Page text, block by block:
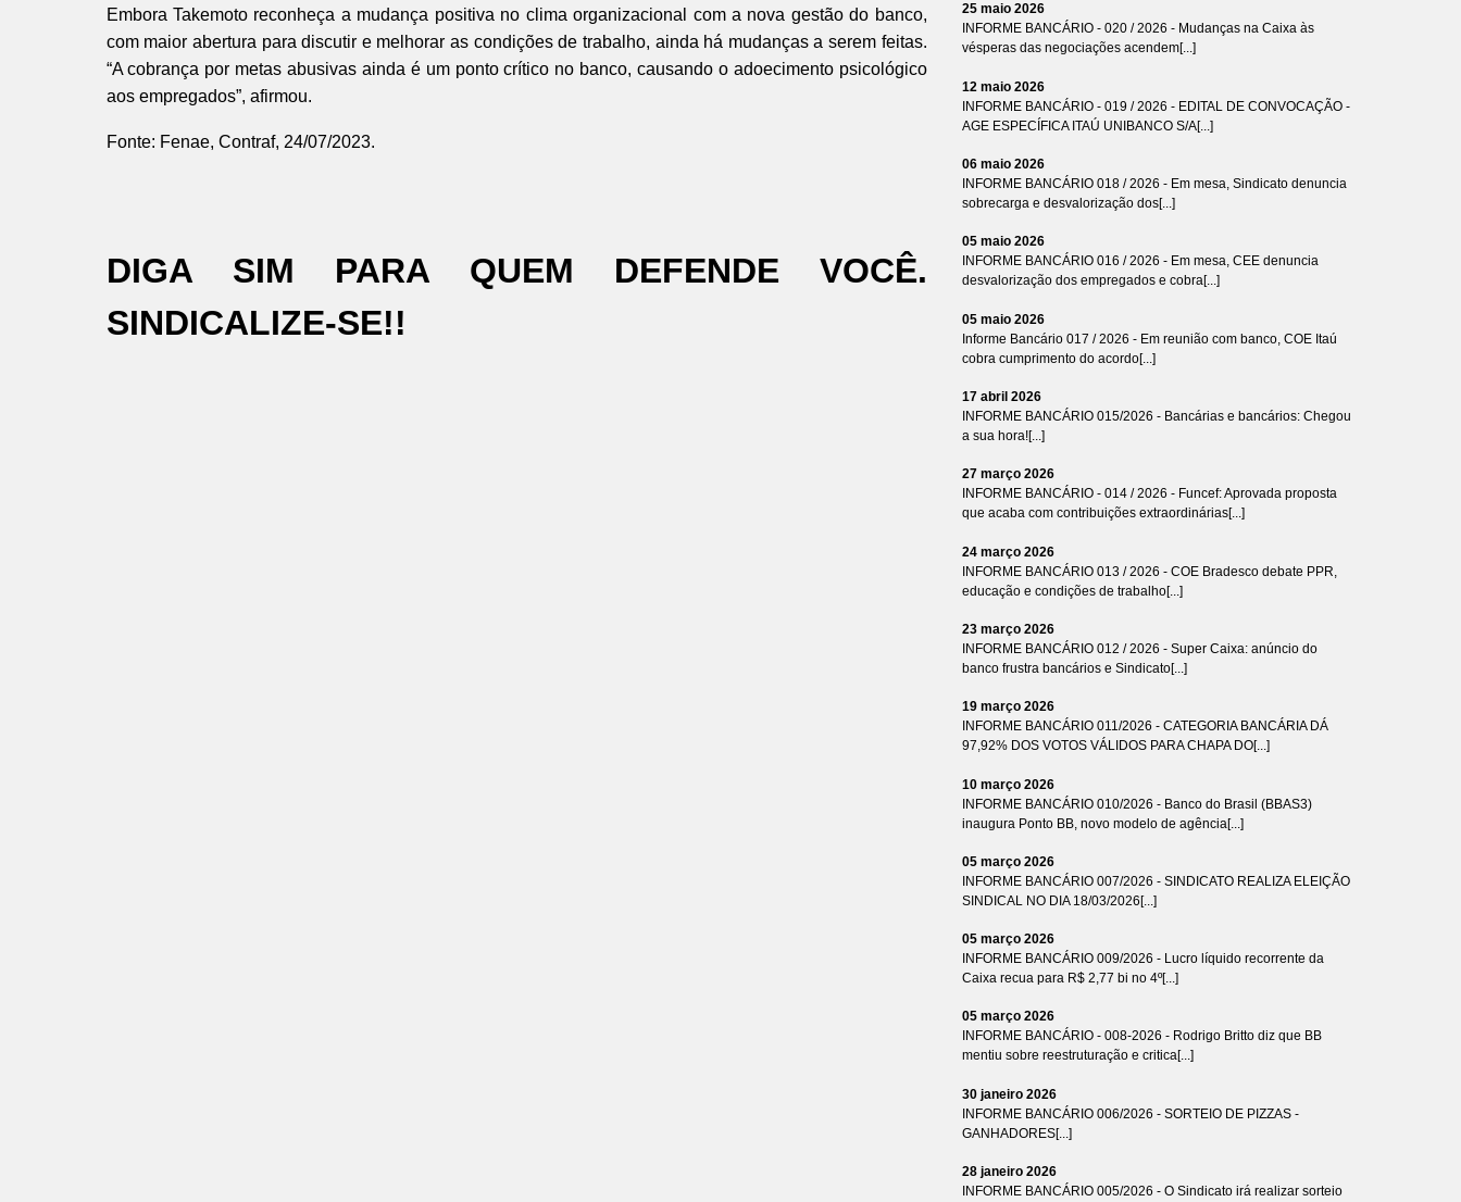
Embora Takemoto reconheça a mudança positiva no clima organizacional com a nova gestão do banco,
com maior abertura para discutir e melhorar as condições de trabalho, ainda há mudanças a serem feitas.
“A cobrança por metas abusivas ainda é um ponto crítico no banco, causando o adoecimento psicológico
aos empregados”, afirmou.
Fonte: Fenae, Contraf, 24/07/2023.
DIGA SIM PARA QUEM DEFENDE VOCÊ.
SINDICALIZE-SE!!
25 maio 2026
INFORME BANCÁRIO - 020 / 2026 - Mudanças na Caixa às
vésperas das negociações acendem[...]
12 maio 2026
INFORME BANCÁRIO - 019 / 2026 - EDITAL DE CONVOCAÇÃO -
AGE ESPECÍFICA ITAÚ UNIBANCO S/A[...]
06 maio 2026
INFORME BANCÁRIO 018 / 2026 - Em mesa, Sindicato denuncia
sobrecarga e desvalorização dos[...]
05 maio 2026
INFORME BANCÁRIO 016 / 2026 - Em mesa, CEE denuncia
desvalorização dos empregados e cobra[...]
05 maio 2026
Informe Bancário 017 / 2026 - Em reunião com banco, COE Itaú
cobra cumprimento do acordo[...]
17 abril 2026
INFORME BANCÁRIO 015/2026 - Bancárias e bancários: Chegou
a sua hora![...]
27 março 2026
INFORME BANCÁRIO - 014 / 2026 - Funcef: Aprovada proposta
que acaba com contribuições extraordinárias[...]
24 março 2026
INFORME BANCÁRIO 013 / 2026 - COE Bradesco debate PPR,
educação e condições de trabalho[...]
23 março 2026
INFORME BANCÁRIO 012 / 2026 - Super Caixa: anúncio do
banco frustra bancários e Sindicato[...]
19 março 2026
INFORME BANCÁRIO 011/2026 - CATEGORIA BANCÁRIA DÁ
97,92% DOS VOTOS VÁLIDOS PARA CHAPA DO[...]
10 março 2026
INFORME BANCÁRIO 010/2026 - Banco do Brasil (BBAS3)
inaugura Ponto BB, novo modelo de agência[...]
05 março 2026
INFORME BANCÁRIO 007/2026 - SINDICATO REALIZA ELEIÇÃO
SINDICAL NO DIA 18/03/2026[...]
05 março 2026
INFORME BANCÁRIO 009/2026 - Lucro líquido recorrente da
Caixa recua para R$ 2,77 bi no 4º[...]
05 março 2026
INFORME BANCÁRIO - 008-2026 - Rodrigo Britto diz que BB
mentiu sobre reestruturação e critica[...]
30 janeiro 2026
INFORME BANCÁRIO 006/2026 - SORTEIO DE PIZZAS -
GANHADORES[...]
28 janeiro 2026
INFORME BANCÁRIO 005/2026 - O Sindicato irá realizar sorteio